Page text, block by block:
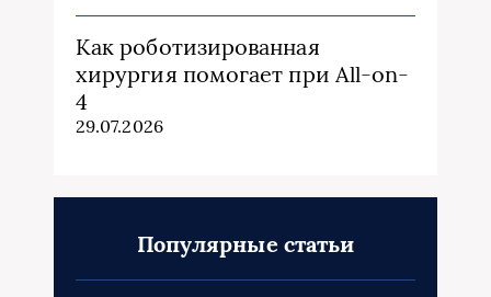
Как роботизированная
хирургия помогает при All-on-
4
29.07.2026
Популярные статьи